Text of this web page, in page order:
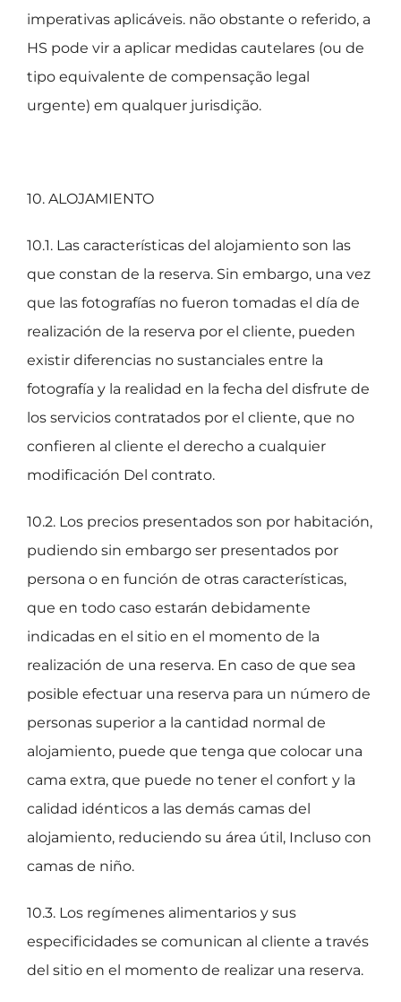
imperativas aplicáveis. não obstante o referido, a
HS pode vir a aplicar medidas cautelares (ou de
tipo equivalente de compensação legal
urgente) em qualquer jurisdição.
10. ALOJAMIENTO
10.1. Las características del alojamiento son las
que constan de la reserva. Sin embargo, una vez
que las fotografías no fueron tomadas el día de
realización de la reserva por el cliente, pueden
existir diferencias no sustanciales entre la
fotografía y la realidad en la fecha del disfrute de
los servicios contratados por el cliente, que no
confieren al cliente el derecho a cualquier
modificación Del contrato.
10.2. Los precios presentados son por habitación,
pudiendo sin embargo ser presentados por
persona o en función de otras características,
que en todo caso estarán debidamente
indicadas en el sitio en el momento de la
realización de una reserva. En caso de que sea
posible efectuar una reserva para un número de
personas superior a la cantidad normal de
alojamiento, puede que tenga que colocar una
cama extra, que puede no tener el confort y la
calidad idénticos a las demás camas del
alojamiento, reduciendo su área útil, Incluso con
camas de niño.
10.3. Los regímenes alimentarios y sus
especificidades se comunican al cliente a través
del sitio en el momento de realizar una reserva.